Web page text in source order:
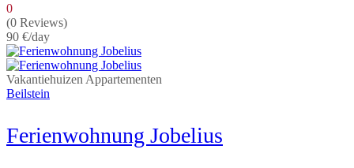
0
(0 Reviews)
90 €/day
Vakantiehuizen Appartementen
Beilstein
Ferienwohnung Jobelius